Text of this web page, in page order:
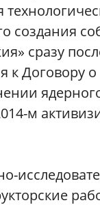
создания
сразу
к Договору о
м